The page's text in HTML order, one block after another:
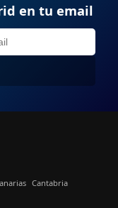
en tu email
Cantabria